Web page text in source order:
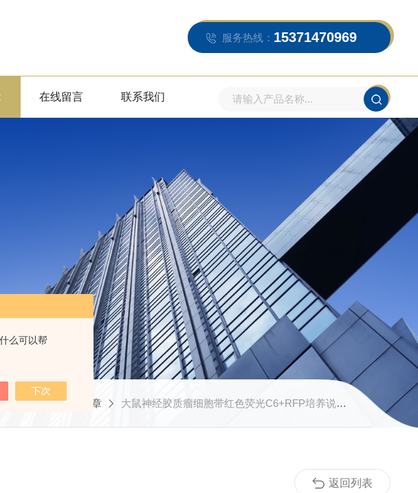
么可以帮
服务热线： 15371470969
在线留言 联系我们
：首页 技术文章 大鼠神经胶质瘤细胞带红色荧光C6+RFP培养说明书
返回列表